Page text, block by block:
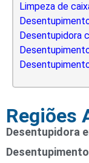
Limpeza de
Desentupidora
Regiões
Desentupidora